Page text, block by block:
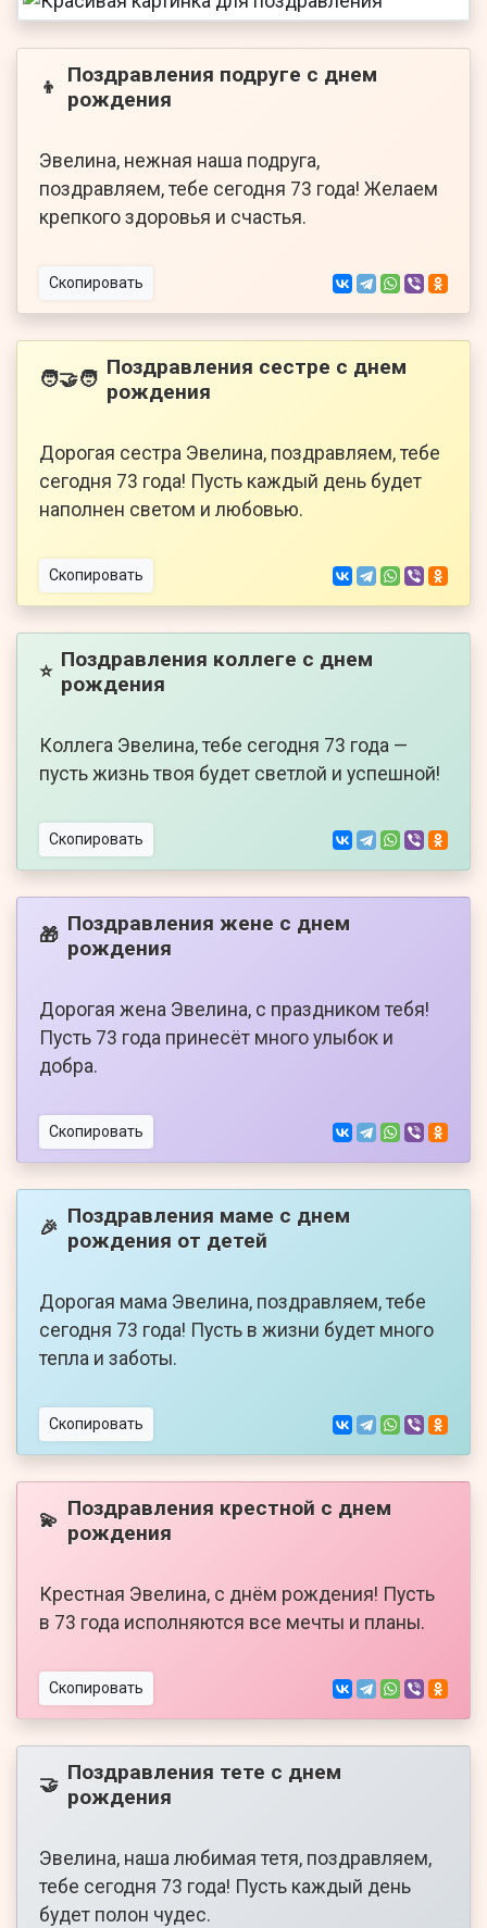
👦
Поздравления подруге с днем
рождения
Эвелина, нежная наша подруга,
поздравляем, тебе сегодня 73 года! Желаем
крепкого здоровья и счастья.
Скопировать
🧑‍🤝‍🧑 Поздравления сестре с днем
рождения
Дорогая сестра Эвелина, поздравляем, тебе
сегодня 73 года! Пусть каждый день будет
наполнен светом и любовью.
Скопировать
⭐ Поздравления коллеге с днем
рождения
Коллега Эвелина, тебе сегодня 73 года —
пусть жизнь твоя будет светлой и успешной!
Скопировать
🎁 Поздравления жене с днем
рождения
Дорогая жена Эвелина, с праздником тебя!
Пусть 73 года принесёт много улыбок и
добра.
Скопировать
🎉 Поздравления маме с днем
рождения от детей
Дорогая мама Эвелина, поздравляем, тебе
сегодня 73 года! Пусть в жизни будет много
тепла и заботы.
Скопировать
💫 Поздравления крестной с днем
рождения
Крестная Эвелина, с днём рождения! Пусть
в 73 года исполняются все мечты и планы.
Скопировать
🤝 Поздравления тете с днем
рождения
Эвелина, наша любимая тетя, поздравляем,
тебе сегодня 73 года! Пусть каждый день
будет полон чудес.